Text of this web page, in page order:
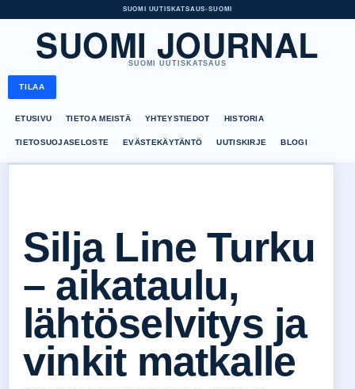
SUOMI UUTISKATSAUS•SUOMI
SUOMI JOURNAL
SUOMI UUTISKATSAUS
TILAA
ETUSIVU TIETOA MEISTÄ YHTEYSTIEDOT HISTORIA
TIETOSUOJASELOSTE EVÄSTEKÄYTÄNTÖ UUTISKIRJE BLOGI
Silja Line Turku
– aikataulu,
lähtöselvitys ja
vinkit matkalle